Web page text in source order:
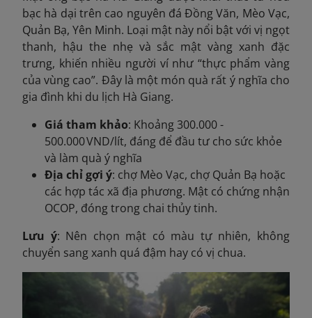
bạc hà dại trên cao nguyên đá Đồng Văn, Mèo Vạc,
Quản Bạ, Yên Minh. Loại mật này nổi bật với vị ngọt
thanh, hậu the nhẹ và sắc mật vàng xanh đặc
trưng, khiến nhiều người ví như “thực phẩm vàng
của vùng cao”. Đây là một món quà rất ý nghĩa cho
gia đình khi du lịch Hà Giang.
Giá tham khảo: Khoảng 300.000 -
500.000 VND/lít, đáng để đầu tư cho sức khỏe
và làm quà ý nghĩa
Địa chỉ gợi ý: chợ Mèo Vạc, chợ Quản Bạ hoặc
các hợp tác xã địa phương. Mật có chứng nhận
OCOP, đóng trong chai thủy tinh.
Lưu ý: Nên chọn mật có màu tự nhiên, không
chuyển sang xanh quá đậm hay có vị chua.